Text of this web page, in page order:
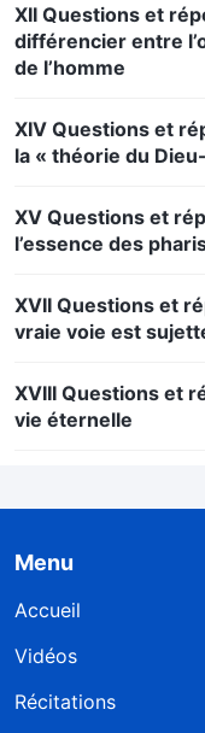
XII Questions et
différencier entre
de l’homme
XIV Questions et
la « théorie du
XV Questions et
l’essence des
XVII Questions et
vraie voie est
XVIII Questions et
vie éternelle
Menu
Accueil
Vidéos
Récitations